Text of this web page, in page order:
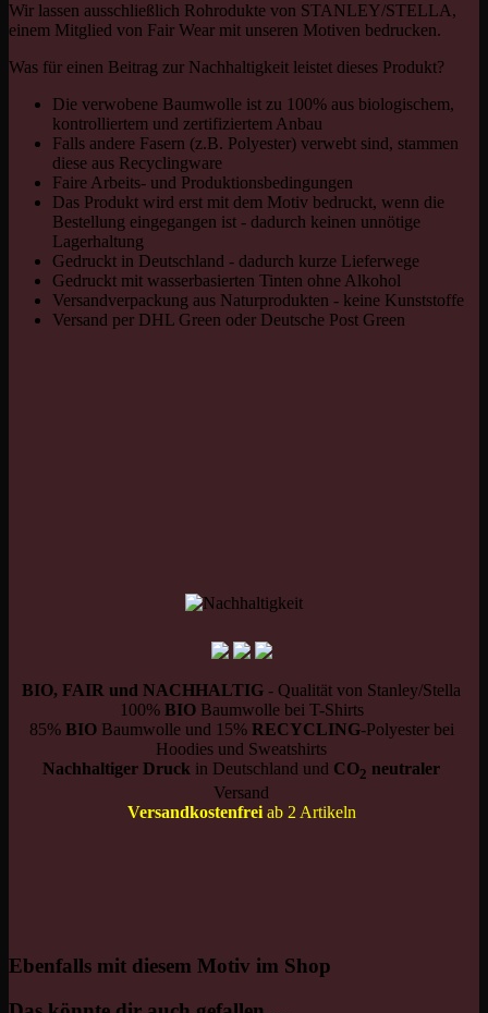
Wir lassen ausschließlich Rohrodukte von STANLEY/STELLA,
einem Mitglied von Fair Wear mit unseren Motiven bedrucken.
Was für einen Beitrag zur Nachhaltigkeit leistet dieses Produkt?
Die verwobene Baumwolle ist zu 100% aus biologischem,
kontrolliertem und zertifiziertem Anbau
Falls andere Fasern (z.B. Polyester) verwebt sind, stammen
diese aus Recyclingware
Faire Arbeits- und Produktionsbedingungen
Das Produkt wird erst mit dem Motiv bedruckt, wenn die
Bestellung eingegangen ist - dadurch keinen unnötige
Lagerhaltung
Gedruckt in Deutschland - dadurch kurze Lieferwege
Gedruckt mit wasserbasierten Tinten ohne Alkohol
Versandverpackung aus Naturprodukten - keine Kunststoffe
Versand per DHL Green oder Deutsche Post Green
BIO, FAIR und NACHHALTIG - Qualität von Stanley/Stella
100% BIOBaumwolle bei T-Shirts
85% BIOBaumwolle und 15% RECYCLING-Polyester bei
Hoodies und Sweatshirts
Nachhaltiger Druck in Deutschland und CO2 neutraler
Versand
Versandkostenfreiab 2 Artikeln
Ebenfalls mit diesem Motiv im Shop